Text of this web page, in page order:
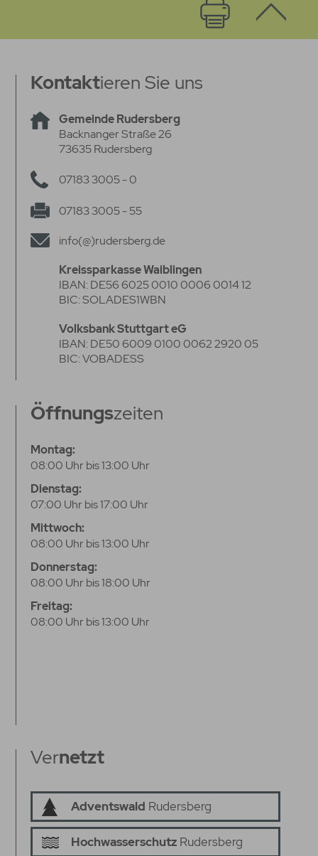
Kontaktieren Sie uns
Gemeinde Rudersberg
Backnanger Straße 26
73635 Rudersberg
07183 3005 - 0
07183 3005 - 55
info(@)rudersberg.de
Kreissparkasse Waiblingen
IBAN: DE56 6025 0010 0006 0014 12
BIC: SOLADES1WBN
Volksbank Stuttgart eG
IBAN: DE50 6009 0100 0062 2920 05
BIC: VOBADESS
Öffnungszeiten
Montag:
08:00 Uhr bis 13:00 Uhr
Dienstag:
07:00 Uhr bis 17:00 Uhr
Mittwoch:
08:00 Uhr bis 13:00 Uhr
Donnerstag:
08:00 Uhr bis 18:00 Uhr
Freitag:
08:00 Uhr bis 13:00 Uhr
Vernetzt
Adventswald Rudersberg
HochwasserschutzRudersberg